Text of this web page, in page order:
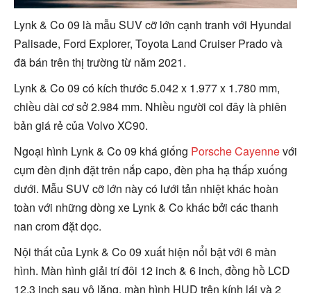
Lynk & Co 09 là mẫu SUV cỡ lớn cạnh tranh với Hyundai
Palisade, Ford Explorer, Toyota Land Cruiser Prado và
đã bán trên thị trường từ năm 2021.
Lynk & Co 09 có kích thước 5.042 x 1.977 x 1.780 mm,
chiều dài cơ sở 2.984 mm. Nhiều người coi đây là phiên
bản giá rẻ của Volvo XC90.
Ngoại hình Lynk & Co 09 khá giống Porsche Cayennevới
cụm đèn định đặt trên nắp capo, đèn pha hạ thấp xuống
dưới. Mẫu SUV cỡ lớn này có lưới tản nhiệt khác hoàn
toàn với những dòng xe Lynk & Co khác bởi các thanh
nan crom đặt dọc.
Nội thất của Lynk & Co 09 xuất hiện nổi bật với 6 màn
hình. Màn hình giải trí đôi 12 inch & 6 inch, đồng hồ LCD
12,3 inch sau vô lăng, màn hình HUD trên kính lái và 2